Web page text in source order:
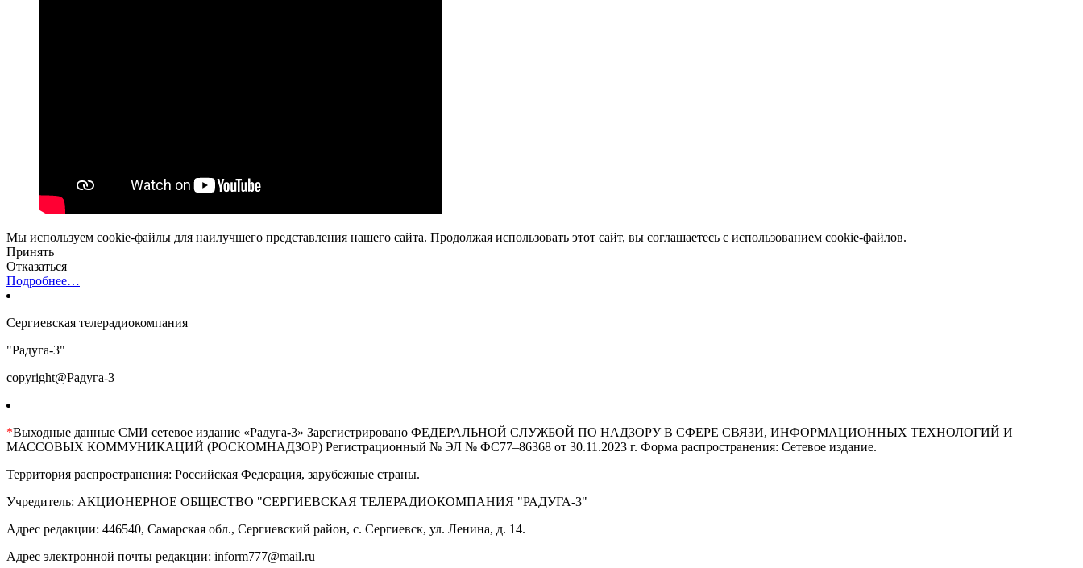
Мы используем cookie-файлы для наилучшего представления нашего сайта. Продолжая использовать этот сайт, вы соглашаетесь с использованием cookie-файлов.
Принять
Отказаться
Подробнее…
Сергиевская телерадиокомпания
"Радуга-3"
copyright@Радуга-3
*Выходные данные СМИ сетевое издание «Радуга-3» Зарегистрировано ФЕДЕРАЛЬНОЙ СЛУЖБОЙ ПО НАДЗОРУ В СФЕРЕ СВЯЗИ, ИНФОРМАЦИОННЫХ ТЕХНОЛОГИЙ И
МАССОВЫХ КОММУНИКАЦИЙ (РОСКОМНАДЗОР) Регистрационный № ЭЛ № ФС77–86368 от 30.11.2023 г. Форма распространения: Сетевое издание.
Территория распространения: Российская Федерация, зарубежные страны.
Учредитель: АКЦИОНЕРНОЕ ОБЩЕСТВО "СЕРГИЕВСКАЯ ТЕЛЕРАДИОКОМПАНИЯ "РАДУГА-3"
Адрес редакции: 446540, Самарская обл., Сергиевский район, с. Сергиевск, ул. Ленина, д. 14.
Адрес электронной почты редакции: inform777@mail.ru